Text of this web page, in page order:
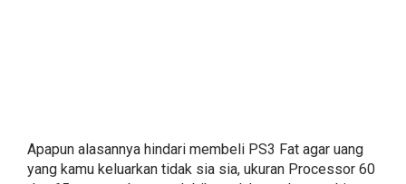
Apapun alasannya hindari membeli PS3 Fat agar uang
yang kamu keluarkan tidak sia sia, ukuran Processor 60